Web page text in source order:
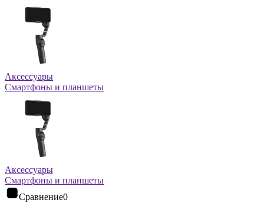
Аксессуары
Смартфоны и планшеты
Аксессуары
Смартфоны и планшеты
Сравнение0